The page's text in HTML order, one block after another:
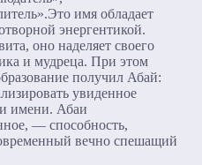
имя обладает
энергентикой.
оно наделяет своего
и мудреца. При этом
получил Абай:
увиденное
имени. Абаи
— способность,
вечно спешащий